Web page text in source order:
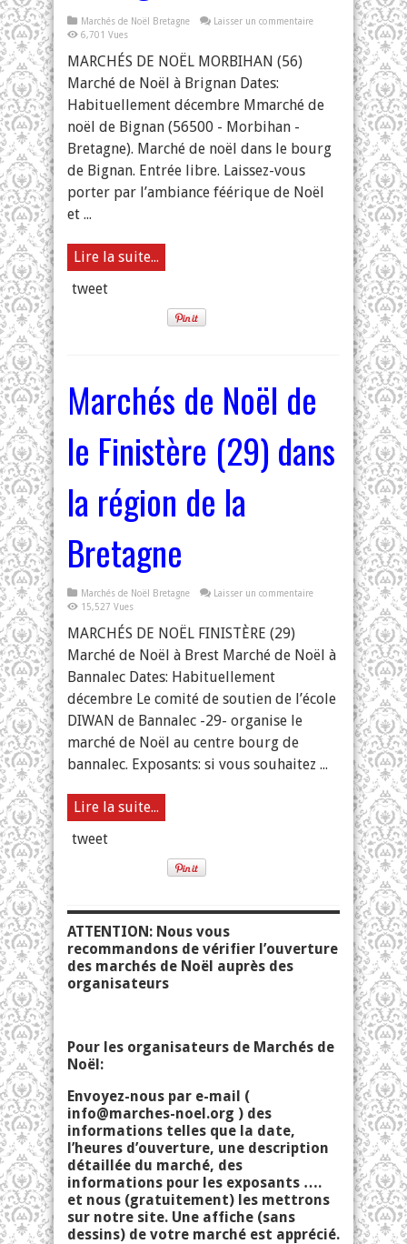
Marchés de Noël Bretagne
Laisser un commentaire
6,701 Vues
MARCHÉS DE NOËL MORBIHAN (56)
Marché de Noël à Brignan Dates:
Habituellement décembre Mmarché de
noël de Bignan (56500 - Morbihan -
Bretagne). Marché de noël dans le bourg
de Bignan. Entrée libre. Laissez-vous
porter par l’ambiance féérique de Noël
et ...
Lire la suite...
tweet
Marchés de Noël de
le Finistère (29) dans
la région de la
Bretagne
Marchés de Noël Bretagne
Laisser un commentaire
15,527 Vues
MARCHÉS DE NOËL FINISTÈRE (29)
Marché de Noël à Brest Marché de Noël à
Bannalec Dates: Habituellement
décembre Le comité de soutien de l’école
DIWAN de Bannalec -29- organise le
marché de Noël au centre bourg de
bannalec. Exposants: si vous souhaitez ...
Lire la suite...
tweet
ATTENTION: Nous vous
recommandons de vérifier l’ouverture
des marchés de Noël auprès des
organisateurs
Pour les organisateurs de Marchés de
Noël:
Envoyez-nous par e-mail (
info@marches-noel.org ) des
informations telles que la date,
l’heures d’ouverture, une description
détaillée du marché, des
informations pour les exposants ….
et nous (gratuitement) les mettrons
sur notre site. Une affiche (sans
dessins) de votre marché est apprécié.